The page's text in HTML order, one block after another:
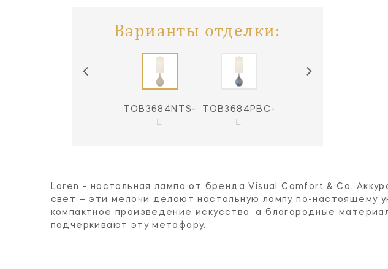
Варианты отделки:
TOB3684NTS-
L
TOB3684PBC-
L
Loren - настольная лампа от бренда Visual Comfort & Co.
свет – эти мелочи делают настольную лампу по-настоящему
компактное произведение искусства, а благородные
подчеркивают эту метафору.